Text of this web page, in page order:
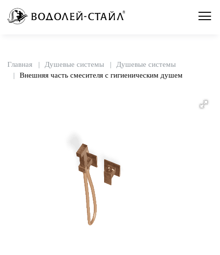
Главная Душевые системы
Душевые системы
Внешняя часть смесителя с гигиеническим душем